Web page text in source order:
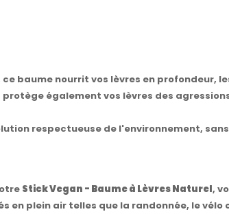
baume nourrit vos lèvres en profondeur,
également vos lèvres des
respectueuse de l'environnement,
Stick Vegan - Baume à Lèvres Naturel,
plein air telles que la randonnée, le